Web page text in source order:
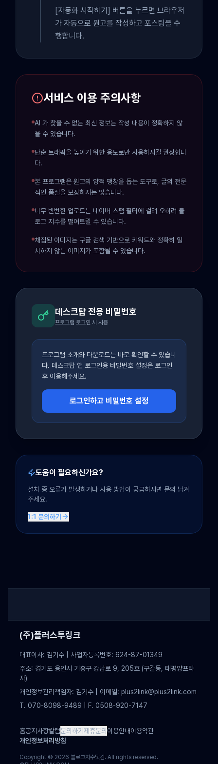
[자동화 시작하기] 버튼을 누르면 브라우저
가 자동으로 원고를 작성하고 포스팅을 수
행합니다.
서비스 이용 주의사항
AI 가 찾을 수 없는 최신 정보는 작성 내용이 정확하지 않
을 수 있습니다.
단순 트래픽을 높이기 위한 용도로만 사용하시길 권장합니
다.
본 프로그램은 원고의 양적 팽창을 돕는 도구로, 글의 전문
적인 품질을 보장하지는 않습니다.
너무 빈번한 업로드는 네이버 스팸 필터에 걸려 오히려 블
로그 지수를 떨어트릴 수 있습니다.
채집된 이미지는 구글 검색 기반으로 키워드와 정확히 일
치하지 않는 이미지가 포함될 수 있습니다.
데스크탑 전용 비밀번호
프로그램 로그인 시 사용
프로그램 소개와 다운로드는 바로 확인할 수 있습니
다. 데스크탑 앱 로그인용 비밀번호 설정은 로그인
후 이용해주세요.
로그인하고 비밀번호 설정
도움이 필요하신가요?
설치 중 오류가 발생하거나 사용 방법이 궁금하시면 문의 남겨
주세요.
1:1 문의하기
(주)플러스투링크
대표이사: 김기수 | 사업자등록번호: 624-87-01349
주소: 경기도 용인시 기흥구 강남로 9, 205호 (구갈동, 태평양프라
자)
개인정보관리책임자: 김기수 | 이메일: plus2link@plus2link.com
T. 070-8098-9489 | F. 0508-920-7147
홈공지사항칼럼문의하기 제휴문의 이용안내이용약관
개인정보처리방침
Copyright © 2026 블로그지수닷컴. All rights reserved.